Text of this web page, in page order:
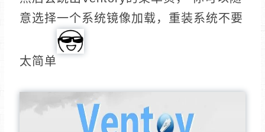
意选择一个系统镜像加载，重装系统不要
太简单